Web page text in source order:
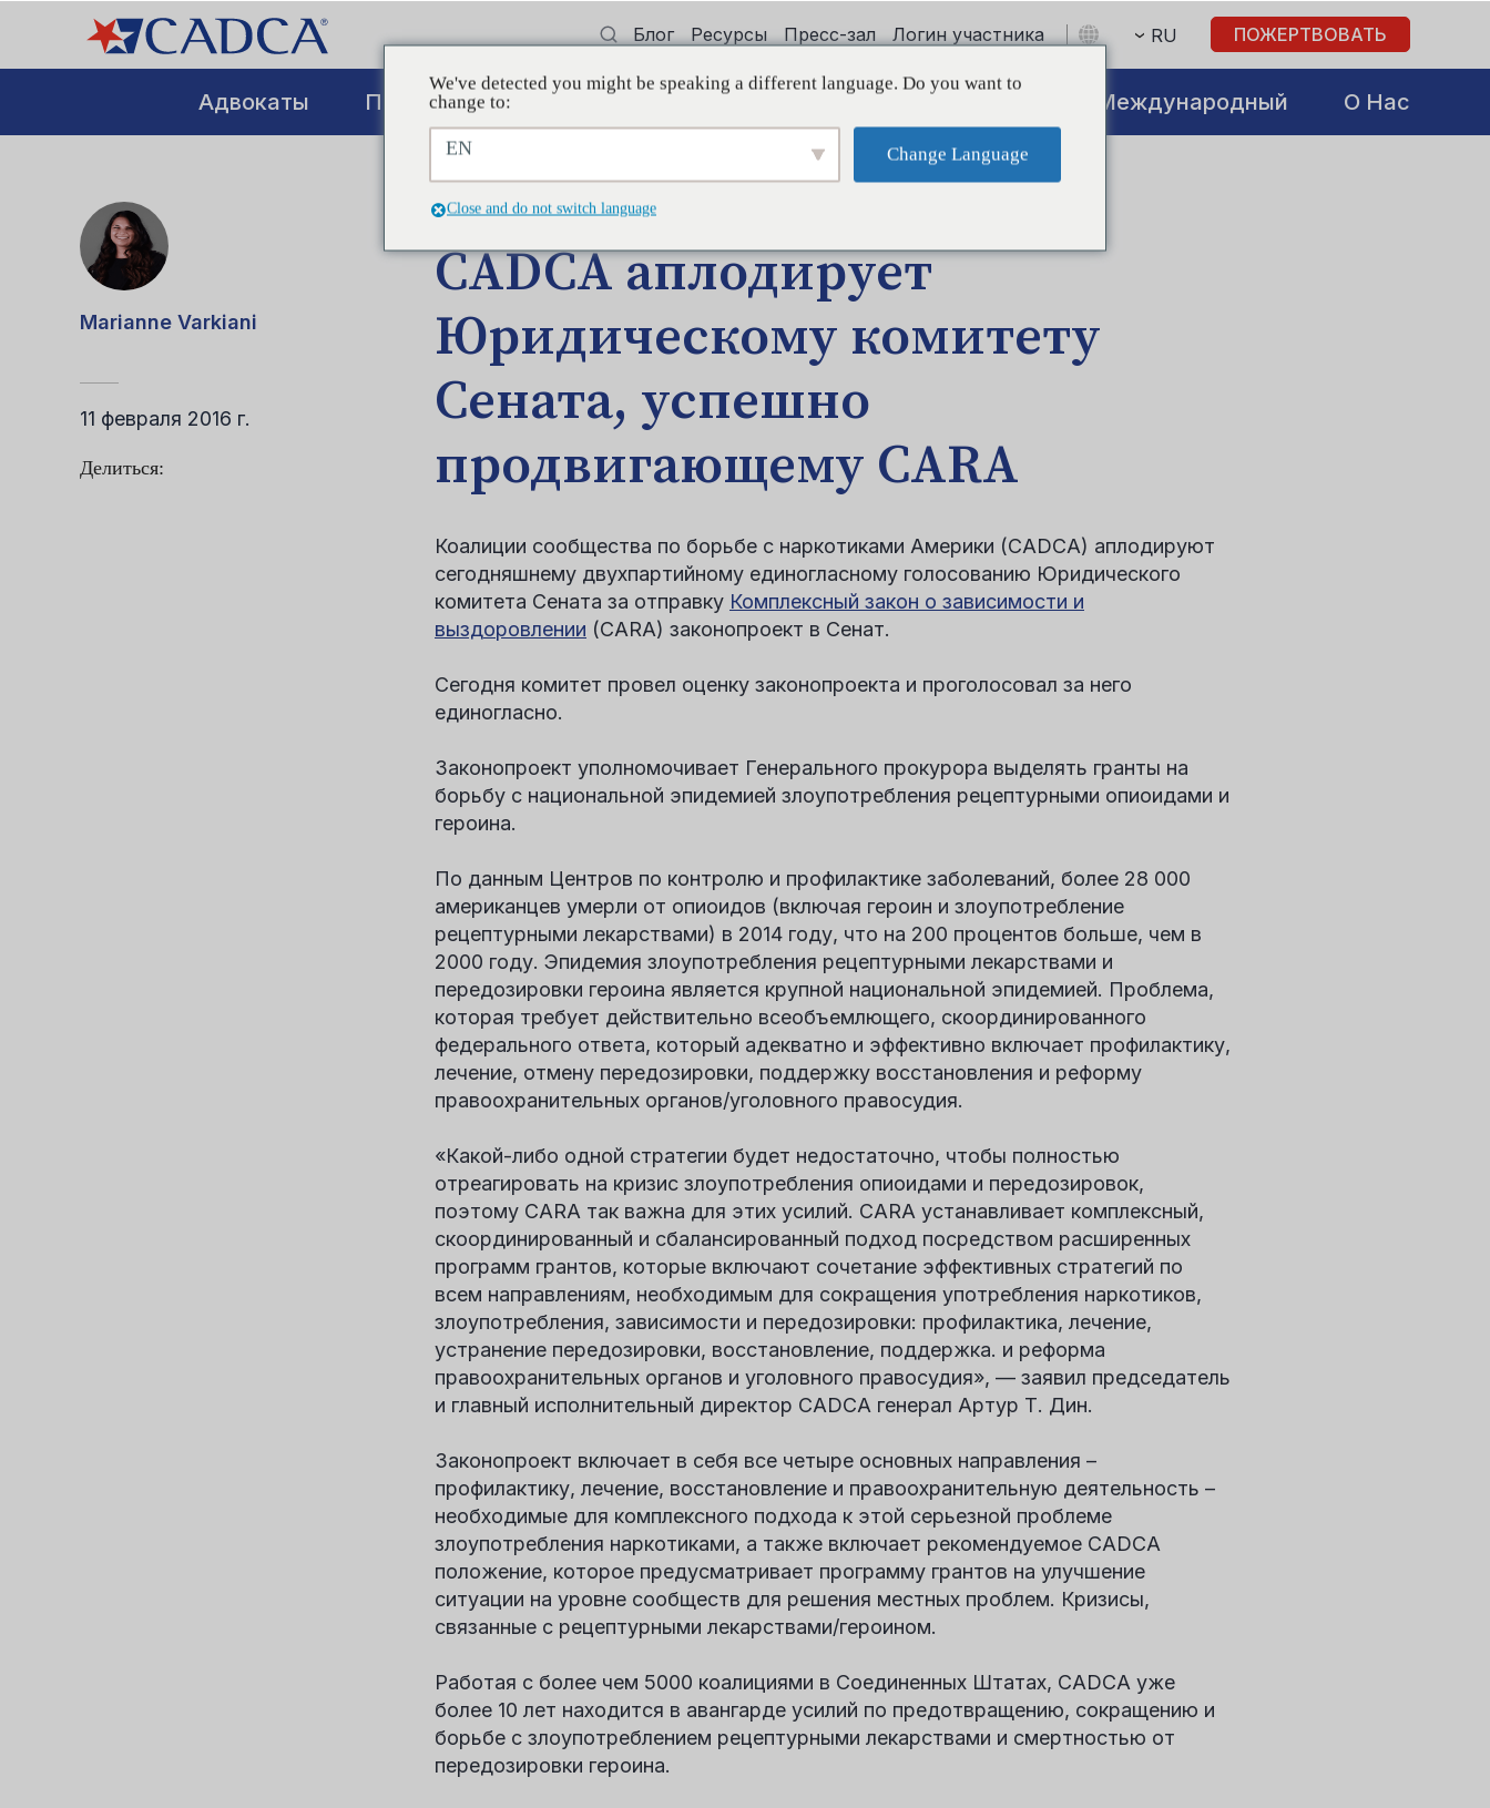
Блог Ресурсы Пресс-зал Логин участника RU ПОЖЕРТВОВАТЬ
Адвокаты Повышение квалификации Поддерживать Международный О Нас
Marianne Varkiani
11 февраля 2016 г.
Делиться:
СООБЩЕНИЕ БЛОГА
CADCA аплодирует
Юридическому комитету
Сената, успешно
продвигающему CARA
Коалиции сообщества по борьбе с наркотиками Америки (CADCA) аплодируют
сегодняшнему двухпартийному единогласному голосованию Юридического
комитета Сената за отправку Комплексный закон о зависимости и
выздоровлении (CARA) законопроект в Сенат.
Сегодня комитет провел оценку законопроекта и проголосовал за него
единогласно.
Законопроект уполномочивает Генерального прокурора выделять гранты на
борьбу с национальной эпидемией злоупотребления рецептурными опиоидами и
героина.
По данным Центров по контролю и профилактике заболеваний, более 28 000
американцев умерли от опиоидов (включая героин и злоупотребление
рецептурными лекарствами) в 2014 году, что на 200 процентов больше, чем в
2000 году. Эпидемия злоупотребления рецептурными лекарствами и
передозировки героина является крупной национальной эпидемией. Проблема,
которая требует действительно всеобъемлющего, скоординированного
федерального ответа, который адекватно и эффективно включает профилактику,
лечение, отмену передозировки, поддержку восстановления и реформу
правоохранительных органов/уголовного правосудия.
«Какой-либо одной стратегии будет недостаточно, чтобы полностью
отреагировать на кризис злоупотребления опиоидами и передозировок,
поэтому CARA так важна для этих усилий. CARA устанавливает комплексный,
скоординированный и сбалансированный подход посредством расширенных
программ грантов, которые включают сочетание эффективных стратегий по
всем направлениям, необходимым для сокращения употребления наркотиков,
злоупотребления, зависимости и передозировки: профилактика, лечение,
устранение передозировки, восстановление, поддержка. и реформа
правоохранительных органов и уголовного правосудия», — заявил председатель
и главный исполнительный директор CADCA генерал Артур Т. Дин.
Законопроект включает в себя все четыре основных направления –
профилактику, лечение, восстановление и правоохранительную деятельность –
необходимые для комплексного подхода к этой серьезной проблеме
злоупотребления наркотиками, а также включает рекомендуемое CADCA
положение, которое предусматривает программу грантов на улучшение
ситуации на уровне сообществ для решения местных проблем. Кризисы,
связанные с рецептурными лекарствами/героином.
Работая с более чем 5000 коалициями в Соединенных Штатах, CADCA уже
более 10 лет находится в авангарде усилий по предотвращению, сокращению и
борьбе с злоупотреблением рецептурными лекарствами и смертностью от
передозировки героина.
We've detected you might be speaking a different language. Do you want to
change to:
EN Change Language
Close and do not switch language